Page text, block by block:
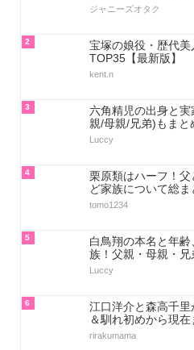
ジャニーズオタク
2
宝塚の娘役・歴代
TOP35【最新版】
kent.n
3
六角精児の出身と実
親/母親/兄弟)もまと
Luccy
4
栗原類はハーフ！父
ど家族について総ま
tomo1234
5
白鳥翔の本名と年齢
族！父親・母親・兄
Luccy
6
江口洋介と森高千
＆馴れ初めから現
rirakumama